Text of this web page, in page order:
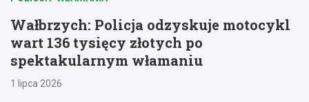
Wałbrzych: Policja odzyskuje motocykl
wart 136 tysięcy złotych po
spektakularnym włamaniu
1 lipca 2026